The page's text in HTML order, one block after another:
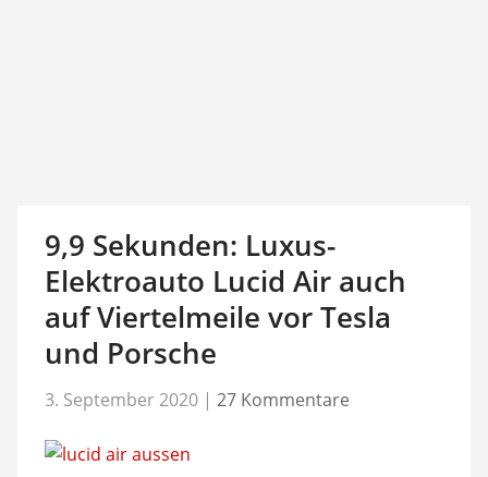
9,9 Sekunden: Luxus-
Elektroauto Lucid Air auch
auf Viertelmeile vor Tesla
und Porsche
3. September 2020 | 27 Kommentare